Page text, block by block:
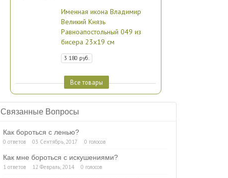
Именная икона Владимир
Великий Князь
Равноапостольный 049 из
бисера 23х19 см
3 180 руб.
Все товары
Связанные Вопросы
Как бороться с ленью?
0 ответов 03 Сентябрь, 2017 0 голосов
Как мне бороться с искушениями?
1 ответов 12 Февраль, 2014 0 голосов